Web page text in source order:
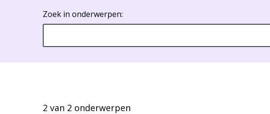
Zoek in onderwerpen:
2 van 2 onderwerpen